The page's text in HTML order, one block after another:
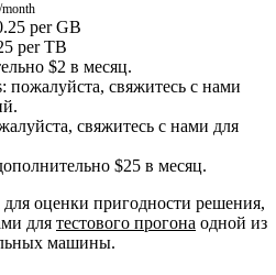
per GB
per TB
$2 в месяц.
пожалуйста, свяжитесь с нами
свяжитесь с нами для
$25 в месяц.
оценки пригодности решения,
для тестового прогона одной из
машины.